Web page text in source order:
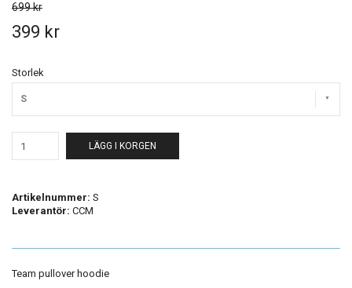
699 kr
399 kr
Storlek
S
LÄGG I KORGEN
Artikelnummer: S
Leverantör: CCM
Team pullover hoodie